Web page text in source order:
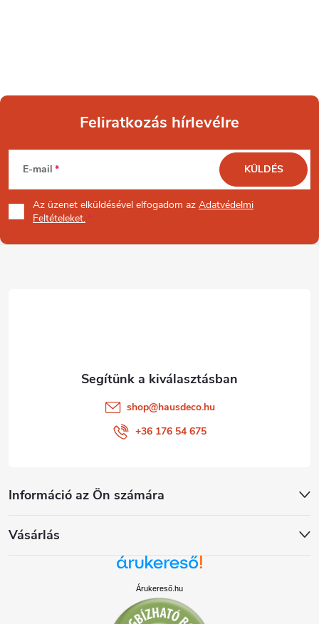
L
á
b
Feliratkozás hírlevélre
E-mail
Az üzenet elküldésével elfogadom az Adatvédelmi
Feltételeket.
KÜLDÉS
Információ az Ön számára
Vásárlás
shop@hausdeco.hu
+36 176 54 675
Árukereső.hu